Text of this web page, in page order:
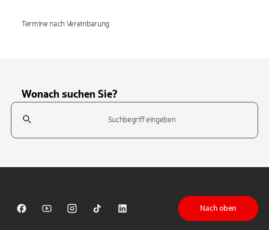
Termine nach Vereinbarung
Wonach suchen Sie?
Suchfeld
Sparkasse auf Facebook
Sparkasse auf Youtube
Sparkasse auf Instagram
Sparkasse auf TikTok
Sparkasse auf LinkedIn
Nach oben